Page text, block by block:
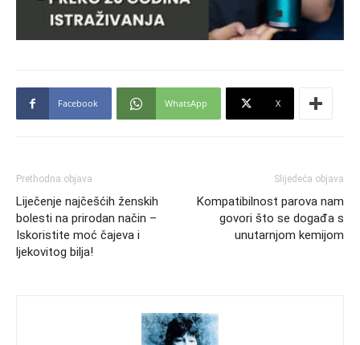
Facebook WhatsApp X
Prethodna objava
Liječenje najčešćih ženskih
bolesti na prirodan način –
Iskoristite moć čajeva i
ljekovitog bilja!
Slijedeća objava
Kompatibilnost parova nam
govori što se događa s
unutarnjom kemijom